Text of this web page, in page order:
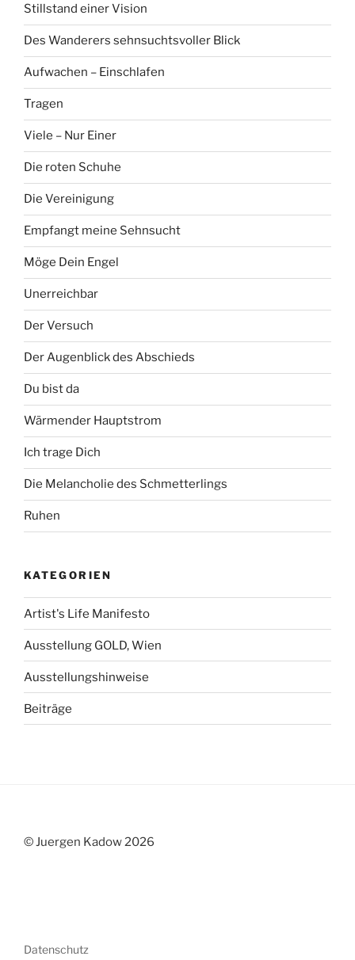
Stillstand einer Vision
Des Wanderers sehnsuchtsvoller Blick
Aufwachen – Einschlafen
Tragen
Viele – Nur Einer
Die roten Schuhe
Die Vereinigung
Empfangt meine Sehnsucht
Möge Dein Engel
Unerreichbar
Der Versuch
Der Augenblick des Abschieds
Du bist da
Wärmender Hauptstrom
Ich trage Dich
Die Melancholie des Schmetterlings
Ruhen
KATEGORIEN
Artist's Life Manifesto
Ausstellung GOLD, Wien
Ausstellungshinweise
Beiträge
© Juergen Kadow 2026
Datenschutz